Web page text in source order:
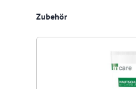
Produktgalerie überspringen
Zubehör